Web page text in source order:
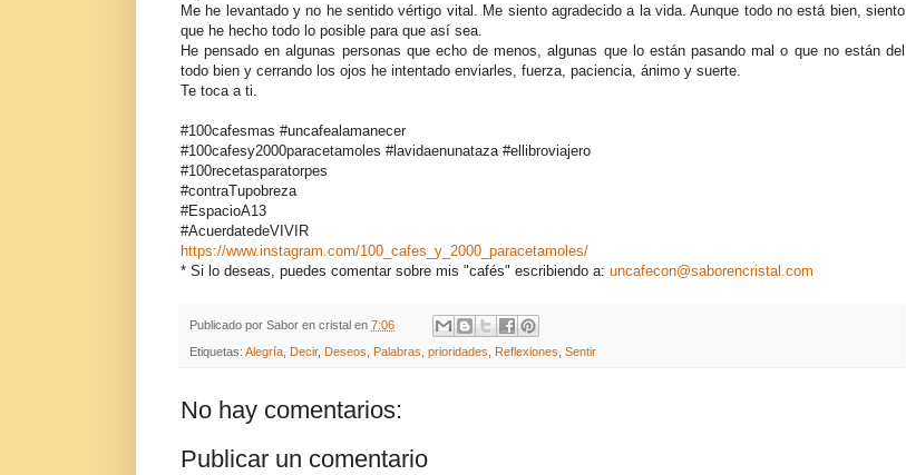
Me he levantado y no he sentido vértigo vital. Me siento agradecido a la vida. Aunque todo no está bien, siento
que he hecho todo lo posible para que así sea.
He pensado en algunas personas que echo de menos, algunas que lo están pasando mal o que no están del
todo bien y cerrando los ojos he intentado enviarles, fuerza, paciencia, ánimo y suerte.
Te toca a ti.
#100cafesmas #uncafealamanecer
#100cafesy2000paracetamoles #lavidaenunataza #ellibroviajero
#100recetasparatorpes
#contraTupobreza
#EspacioA13
#AcuerdatedeVIVIR
https://www.instagram.com/100_cafes_y_2000_paracetamoles/
* Si lo deseas, puedes comentar sobre mis "cafés" escribiendo a: uncafecon@saborencristal.com
Publicado por Sabor en cristal en 7:06
Etiquetas: Alegría Decir, Deseos Palabras prioridades Reflexiones Sentir
No hay comentarios:
Publicar un comentario